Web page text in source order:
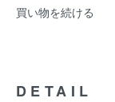
買い物を続ける
DETAIL